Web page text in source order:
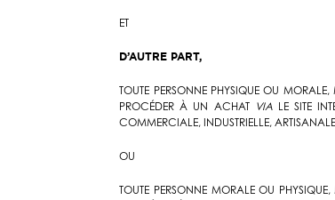
ET
D’AUTRE PART,
TOUTE PERSONNE PHYSIQUE OU
PROCÉDER À UN ACHAT VIALE SITE
COMMERCIALE, INDUSTRIELLE,
OU
TOUTE PERSONNE MORALE OU